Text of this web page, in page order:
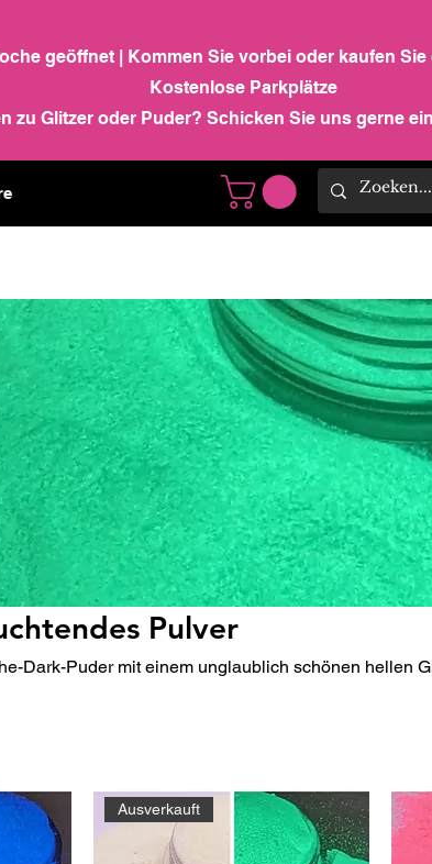
geöffnet | Kommen Sie vorbei oder kaufen
Kostenlose Parkplätze
zu Glitzer oder Puder? Schicken Sie uns gerne
Pulver
Dark-Puder mit einem unglaublich schönen hellen
Ausverkauft